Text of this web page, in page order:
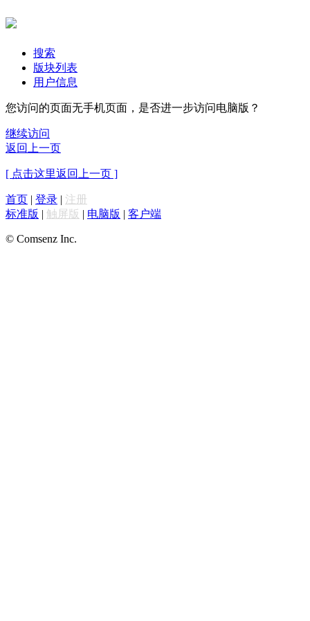
搜索
版块列表
用户信息
您访问的页面无手机页面，是否进一步访问电脑版？
继续访问
返回上一页
[ 点击这里返回上一页 ]
首页 | 登录 | 注册
标准版 | 触屏版 | 电脑版 | 客户端
© Comsenz Inc.